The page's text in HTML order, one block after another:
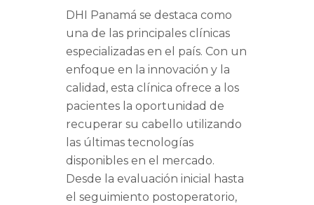
DHI Panamá se destaca como
una de las principales clínicas
especializadas en el país. Con un
enfoque en la innovación y la
calidad, esta clínica ofrece a los
pacientes la oportunidad de
recuperar su cabello utilizando
las últimas tecnologías
disponibles en el mercado.
Desde la evaluación inicial hasta
el seguimiento postoperatorio,